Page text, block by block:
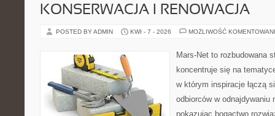
KONSERWACJA I RENOWACJA
POSTED BY ADMIN KWI - 7 - 2026 MOŻLIWOŚĆ
Mars-Net to rozbudowana
koncentruje się na
w którym inspiracje łączą
odbiorców w odnajdywaniu
pokazując bogactwo